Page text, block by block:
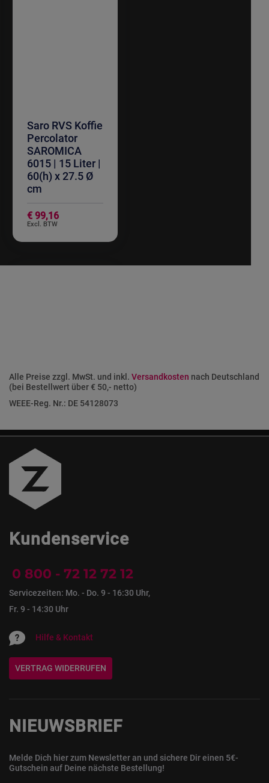
Saro RVS Koffie
Percolator
SAROMICA
6015 | 15 Liter |
60(h) x 27.5 Ø
cm
€ 99,16
Alle Preise zzgl. MwSt. und inkl. Versandkosten nach Deutschland
(bei Bestellwert über € 50,- netto)
WEEE-Reg. Nr.: DE 54128073
Kundenservice
0 800 - 72 12 72 12
Servicezeiten: Mo. - Do. 9 - 16:30 Uhr,
Fr. 9 - 14:30 Uhr
Hilfe & Kontakt
VERTRAG WIDERRUFEN
NIEUWSBRIEF
Melde Dich hier zum Newsletter an und sichere Dir einen 5€-
Gutschein auf Deine nächste Bestellung!